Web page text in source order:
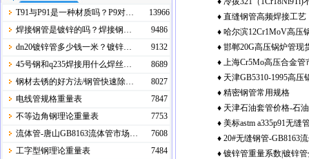
T91与P91是一种材质吗？P9对…
13966
焊接钢管是镀锌的吗？焊接钢…
9486
dn20镀锌管多少钱一米？镀锌…
9132
45号钢和q235焊接用什么焊丝…
8689
钢材去锈的好方法/钢管快速除…
8027
电线管规格重量表
7847
不等边角钢理论重量表
7753
流体管-唐山GB8163流体管市场…
7608
工字型钢理论重量表
7484
表(1)
♦ 直缝钢管高频焊接工艺
♦ 哈尔滨12Cr1MoV高压
炉管价格
♦ 邯郸20G高压锅炉管现
♦ 上海Cr5Mo高压合金管
♦ 天津GB5310-1995高压
♦ 精密钢管常用规格
♦ 天津石油套管价格-石
♦ 美标astm a335p91无缝
质
♦ 20#无缝钢管-GB8163
♦ 镀锌管重量系数|镀锌